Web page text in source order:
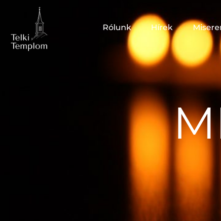
Rólunk Hírek